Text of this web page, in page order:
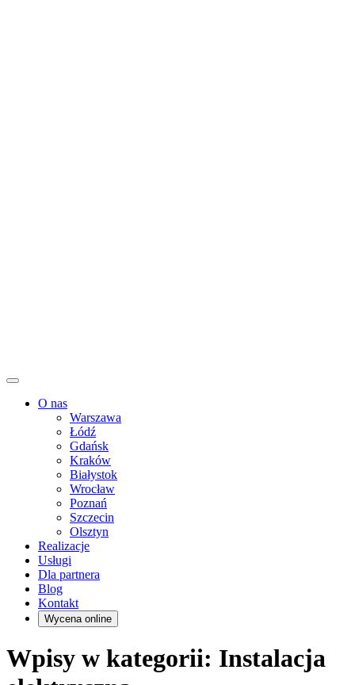
O nas
Warszawa
Łódź
Gdańsk
Kraków
Białystok
Wrocław
Poznań
Szczecin
Olsztyn
Realizacje
Usługi
Dla partnera
Blog
Kontakt
Wycena online
Wpisy w kategorii: Instalacja